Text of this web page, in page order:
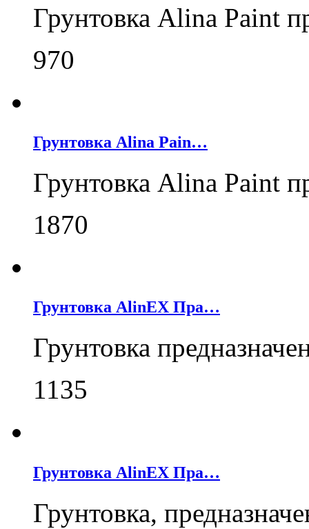
Грунтовка Alina Paint
970
Грунтовка Alina Pain…
Грунтовка Alina Paint
1870
Грунтовка AlinEX Пра…
Грунтовка
1135
Грунтовка AlinEX Пра…
Грунтовка,